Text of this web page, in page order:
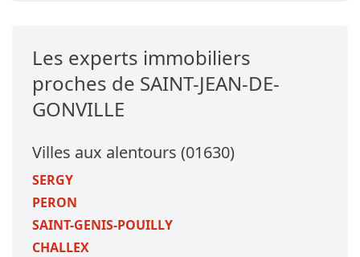
Les experts immobiliers
proches de SAINT-JEAN-DE-
GONVILLE
Villes aux alentours (01630)
SERGY
PERON
SAINT-GENIS-POUILLY
CHALLEX